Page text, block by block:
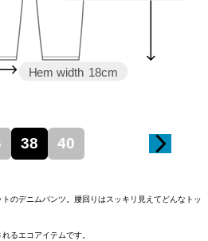
Hem width 18cm
38 40
のデニムパンツ。腰回りはスッキリ見えてどんなトッ
るエコアイテムです。